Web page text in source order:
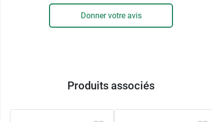
B
mm
Donner votre avis
Produits associés